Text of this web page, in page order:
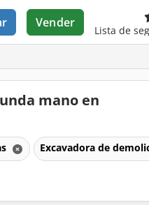
Vender
Lista de
mano en
Excavadora de